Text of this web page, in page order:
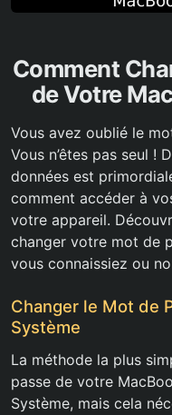
Comment
de Votre
Vous avez oublié le
Vous n’êtes pas seul !
données est
comment accéder à
votre appareil.
changer votre mot de
vous connaissiez ou
Changer le Mot de
Système
La méthode la plus
passe de votre
Système, mais cela